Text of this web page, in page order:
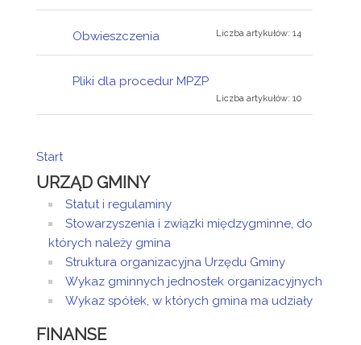
Liczba artykułów: 165
Liczba artykułów: 1
Obwieszczenia Liczba artykułów: 14
Pliki dla procedur MPZP
Liczba artykułów: 10
Start
URZĄD GMINY
Statut i regulaminy
Stowarzyszenia i związki międzygminne, do
których należy gmina
Struktura organizacyjna Urzędu Gminy
Wykaz gminnych jednostek organizacyjnych
Wykaz spółek, w których gmina ma udziały
FINANSE